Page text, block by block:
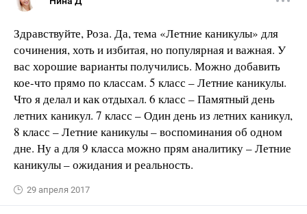
Здравствуйте, Роза. Да, тема «Летние каникулы» для
сочинения, хоть и избитая, но популярная и важная. У
вас хорошие варианты получились. Можно добавить
кое-что прямо по классам. 5 класс – Летние каникулы.
Что я делал и как отдыхал. 6 класс – Памятный день
летних каникул. 7 класс – Один день из летних каникул,
8 класс – Летние каникулы – воспоминания об одном
дне. Ну а для 9 класса можно прям аналитику – Летние
каникулы – ожидания и реальность.
29 апреля 2017